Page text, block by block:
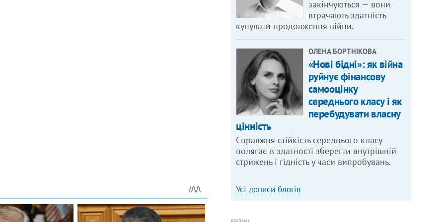
закінчуються — вони
втрачають здатність
купувати продовження війни.
ОЛЕНА БОРТНІКОВА
«Нові бідні»: як війна
руйнує фінансову
самооцінку
середнього класу і як
перебудувати власну
цінність
Справжня стійкість середнього класу
полягає в здатності зберегти внутрішній
стрижень і гідність у часи випробувань.
Усі дописи блогів